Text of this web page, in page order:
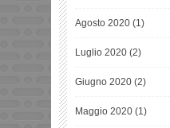
Agosto 2020 (1)
Luglio 2020 (2)
Giugno 2020 (2)
Maggio 2020 (1)